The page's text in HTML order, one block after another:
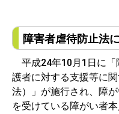
障害者虐待防止法
平成24年10月1日に「
護者に対する支援等に
法）」が施行され、障
を受けている障がい者